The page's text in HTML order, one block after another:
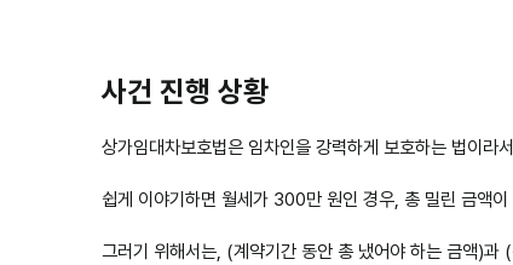
사건 진행 상황
상가임대차보호법은 임차인을 강력하게 보호하는 법이
쉽게 이야기하면 월세가 300만 원인 경우, 총 밀린 금액
그러기 위해서는, (계약기간 동안 총 냈어야 하는 금액)과